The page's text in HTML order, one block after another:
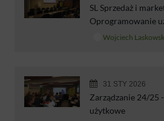
SL Sprzedaż i
Oprogramowanie
Wojciech
31 STY 2026
Zarządzanie 24/25
użytkowe